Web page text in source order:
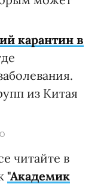
карантин в
из Китая
читайте в
"Академик